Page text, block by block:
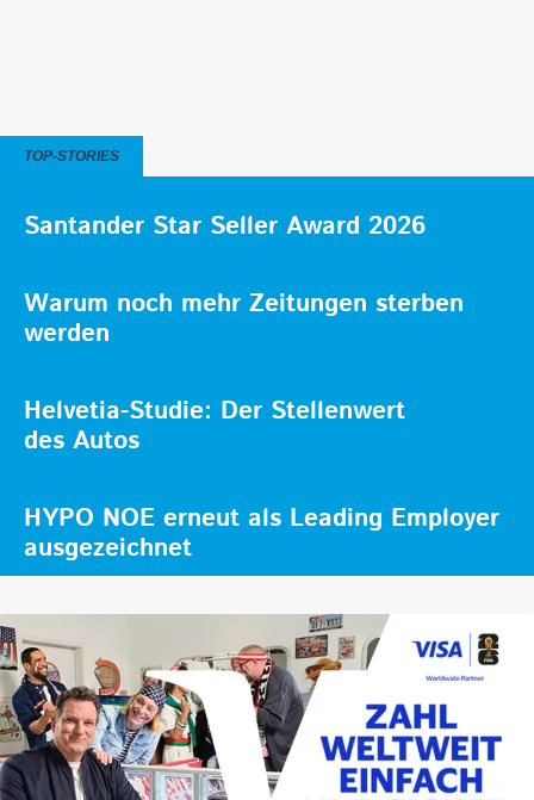
TOP-STORIES
Santander Star Seller Award 2026
Warum noch mehr Zeitungen sterben
werden
Helvetia-Studie: Der Stellenwert
des Autos
HYPO NOE erneut als Leading Employer
ausgezeichnet